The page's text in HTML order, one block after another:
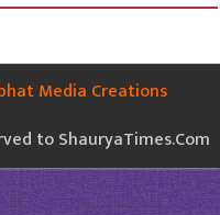
Media Creations
to ShauryaTimes.Com